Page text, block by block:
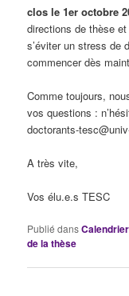
clos le 1er octobre
directions de thèse
s’éviter un stress de
commencer dès
Comme toujours,
vos questions :
doctorants-
A très vite,
Vos élu.e.s TESC
Publié dans
de la thèse